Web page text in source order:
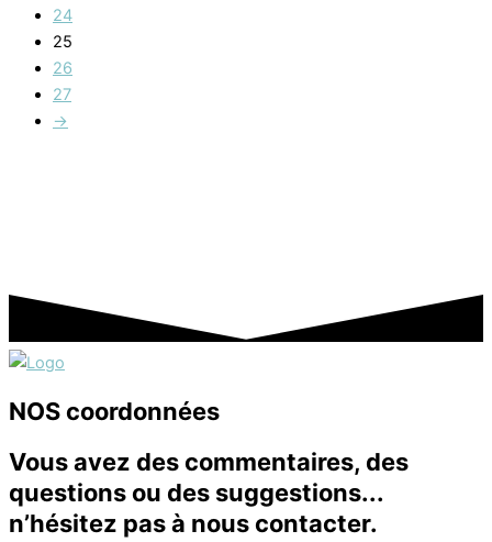
24
25
26
27
→
NOS coordonnées
Vous avez des commentaires, des
questions ou des suggestions...
n’hésitez pas à nous contacter.